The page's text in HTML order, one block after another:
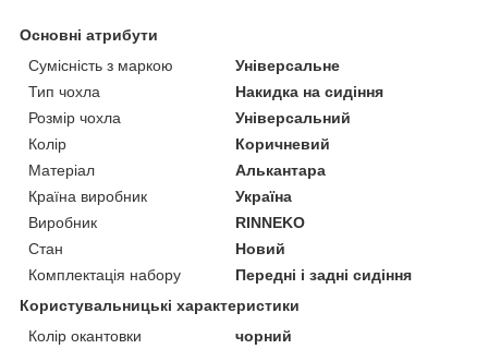
Основні атрибути
Сумісність з маркою
Універсальне
Тип чохла
Накидка на сидіння
Розмір чохла
Універсальний
Колір
Коричневий
Матеріал
Алькантара
Країна виробник
Україна
Виробник
RINNEKO
Стан
Новий
Комплектація набору
Передні і задні сидіння
Користувальницькі характеристики
Колір окантовки
чорний